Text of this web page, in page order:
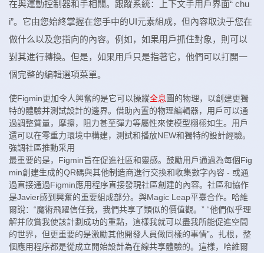
在與運動控制器和手相關。跟蹤系統：上下文手用戶界面“ chu
i”。它由您始終掌握在您手中的UI元素組成，但內容取決于您在
做什么以及您指向的內容。例如，如果用戶抓住對象，則可以
對其進行轉換。但是，如果用戶只是指著它，他們可以打開一
個完整的編輯選項菜單。
使Figmin更加令人興奮的是它可以操縱全息 圖的物理，以創建更獨
特的體驗并測試設計的邊界。借助內置的物理編輯器，用戶可以通
過調整質量，摩擦，阻力甚至彈力等屬性來使模型栩栩如生。用戶
還可以在零重力環境中構建，測試和播放NEW和獨特的設計經驗。
強調社區推動采用
最重要的是，Figmin旨在促進社區和靈感。鼓勵用戶通過為每個Fig
min創建生成的QR碼與其他制造商進行交換和收集數字內容 - 或通
過直接通過Figmin應用程序直接發現社區創建的內容。社區和協作
是Javier感到興奮的重要組成部分。與Magic Leap平臺合作。哈維
爾說：“魔術飛躍信任我，我們共享了類似的價值觀。” “他們似乎理
解并欣賞我使該計劃成功的重點，這樣我就可以盡我所能促進空間
的世界，但更重要的是激勵其他開發人員做同樣的事情”。扎根，整
個應用程序都是從成立開始設計為在線共享體驗的。這樣，哈維爾